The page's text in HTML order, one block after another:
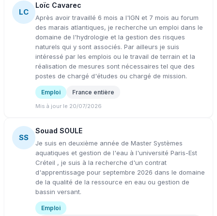
LC
Loïc Cavarec
Après avoir travaillé 6 mois a l'IGN et 7 mois au forum
des marais atlantiques, je recherche un emploi dans le
domaine de l'hydrologie et la gestion des risques
naturels qui y sont associés. Par ailleurs je suis
intéressé par les emplois ou le travail de terrain et la
réalisation de mesures sont nécessaires tel que des
postes de chargé d'études ou chargé de mission.
Emploi France entière
Mis à jour le 20/07/2026
SS
Souad SOULE
Je suis en deuxième année de Master Systèmes
aquatiques et gestion de l'eau à l'université Paris-Est
Créteil , je suis à la recherche d'un contrat
d'apprentissage pour septembre 2026 dans le domaine
de la qualité de la ressource en eau ou gestion de
bassin versant.
Emploi